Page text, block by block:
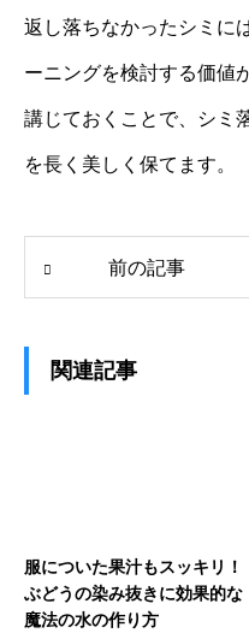
返し落ちなかったシミに
ーニングを検討する価値
講じておくことで、シミ
を長く美しく保てます。
前の記事
関連記事
服についた果汁もスッキリ！
ぶどうの染み抜きに効果的な
魔法の水の作り方